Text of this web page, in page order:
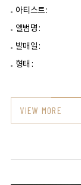
아티스트 :
앨범명 :
발매일 :
형태 :
VIEW MORE